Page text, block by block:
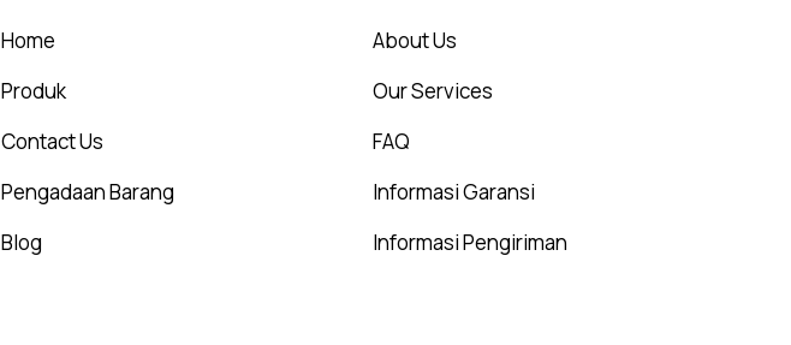
Home
Produk
Contact Us
Pengadaan Barang
Blog
About Us
Our Services
FAQ
Informasi Garansi
Informasi Pengiriman